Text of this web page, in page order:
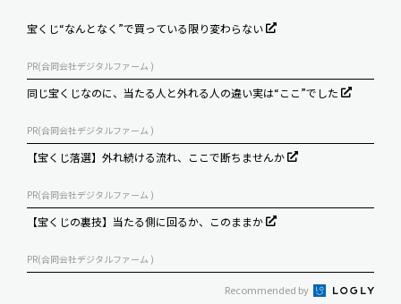
宝くじ“なんとなく”で買っている限り変わらない
PR(合同会社デジタルファーム )
同じ宝くじなのに、当たる人と外れる人の違い実は“ここ”でした
PR(合同会社デジタルファーム )
【宝くじ落選】外れ続ける流れ、ここで断ちませんか
PR(合同会社デジタルファーム )
【宝くじの裏技】当たる側に回るか、このままか
PR(合同会社デジタルファーム )
Recommended by